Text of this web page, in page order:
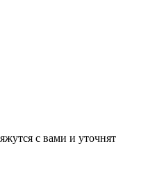
с вами и уточнят